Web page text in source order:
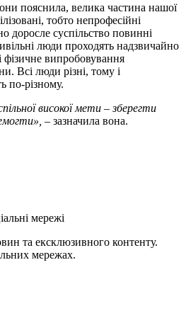
пояснила, велика частина нашої
тобто непрофесійні
доросле суспільство повинні
люди проходять надзвичайно
фізичне випробовування
Всі люди різні, тому і
по-різному.
високої мети – зберегти
– зазначила вона.
мережі
та ексклюзивного контенту.
мережах.